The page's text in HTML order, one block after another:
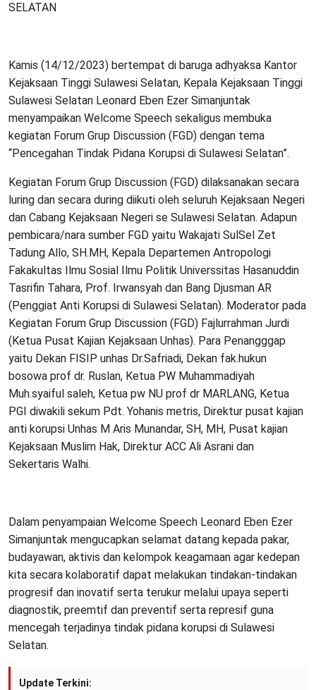
SELATAN
Kamis (14/12/2023) bertempat di baruga adhyaksa Kantor
Kejaksaan Tinggi Sulawesi Selatan, Kepala Kejaksaan Tinggi
Sulawesi Selatan Leonard Eben Ezer Simanjuntak
menyampaikan Welcome Speech sekaligus membuka
kegiatan Forum Grup Discussion (FGD) dengan tema
“Pencegahan Tindak Pidana Korupsi di Sulawesi Selatan”.
Kegiatan Forum Grup Discussion (FGD) dilaksanakan secara
luring dan secara during diikuti oleh seluruh Kejaksaan Negeri
dan Cabang Kejaksaan Negeri se Sulawesi Selatan. Adapun
pembicara/nara sumber FGD yaitu Wakajati SulSel Zet
Tadung Allo, SH.MH, Kepala Departemen Antropologi
Fakakultas Ilmu Sosial Ilmu Politik Universsitas Hasanuddin
Tasrifin Tahara, Prof. Irwansyah dan Bang Djusman AR
(Penggiat Anti Korupsi di Sulawesi Selatan). Moderator pada
Kegiatan Forum Grup Discussion (FGD) Fajlurrahman Jurdi
(Ketua Pusat Kajian Kejaksaan Unhas). Para Penangggap
yaitu Dekan FISIP unhas Dr.Safriadi, Dekan fak.hukun
bosowa prof dr. Ruslan, Ketua PW Muhammadiyah
Muh.syaiful saleh, Ketua pw NU prof dr MARLANG, Ketua
PGI diwakili sekum Pdt. Yohanis metris, Direktur pusat kajian
anti korupsi Unhas M Aris Munandar, SH, MH, Pusat kajian
Kejaksaan Muslim Hak, Direktur ACC Ali Asrani dan
Sekertaris Walhi.
Dalam penyampaian Welcome Speech Leonard Eben Ezer
Simanjuntak mengucapkan selamat datang kepada pakar,
budayawan, aktivis dan kelompok keagamaan agar kedepan
kita secara kolaboratif dapat melakukan tindakan-tindakan
progresif dan inovatif serta terukur melalui upaya seperti
diagnostik, preemtif dan preventif serta represif guna
mencegah terjadinya tindak pidana korupsi di Sulawesi
Selatan.
Update Terkini: